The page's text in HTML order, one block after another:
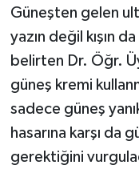
Güneşten gelen
yazın değil kışın
belirten Dr. Öğr.
güneş kremi
sadece güneş
hasarına karşı da
gerektiğini